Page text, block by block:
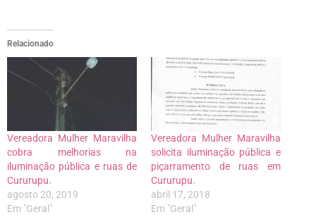
Relacionado
Vereadora Mulher Maravilha
cobra melhorias na
iluminação pública e ruas de
Cururupu.
agosto 20, 2019
Em "Geral"
Vereadora Mulher Maravilha
solicita iluminação pública e
piçarramento de ruas em
Cururupu.
abril 17, 2018
Em "Geral"